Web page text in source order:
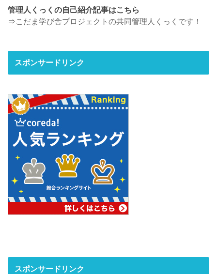
管理人くっくの自己紹介記事はこちら
⇒ こだま学び舎プロジェクトの共同管理人くっくです！
スポンサードリンク
スポンサードリンク